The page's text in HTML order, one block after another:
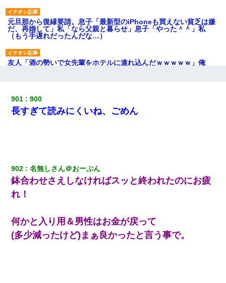
元旦那から復縁要請。息子「最新型のiPhoneも買えない貧乏は嫌
だ、再婚して」私「なら父親と暮らせ」息子「やった＾＾」私
（もう手遅れだったんだな…）
友人「酒の勢いで女先輩をホテルに連れ込んだｗｗｗｗｗ」俺
彼にプロポーズされたんだけど、実は資産家だと知って婚約破棄
した。B子「A男くんと別れたって本当？私が付き合ってもい
い？」
転職先が決まったので退職の意思を伝えたら。上司「無責任」
「簡単には辞めさせない」私（どうせ辞めるし…）→ 思いっきり
反論をしてみた
てよ！気持ち悪い！（ｼｯｼｯ」→ 後日、俺を見つけた母親がすっ飛
んできて・・・
901 900
長すぎて読みにくいね、ごめん
902 名無しさん＠おーぷん
鉢合わせさえしなければスッと終われたのにお疲
れ！
何かと入り用＆男性はお金が戻って
(多少減ったけど)まぁ良かったと言う事で。